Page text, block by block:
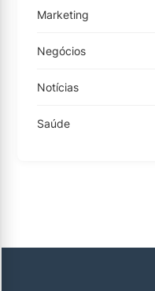
Marketing
Negócios
Notícias
Saúde